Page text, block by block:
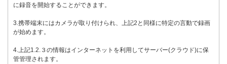
に録音を開始することができます。
3.携帯端末にはカメラが取り付けられ、上記2と同様に特定の言動で録画
が始めます。
4.上記1.2.３の情報はインターネットを利用してサーバー(クラウド)に保
管管理されます。